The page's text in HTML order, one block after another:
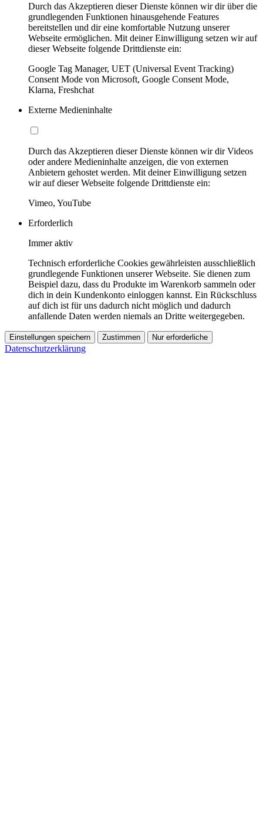
Durch das Akzeptieren dieser Dienste können wir dir über die
grundlegenden Funktionen hinausgehende Features
bereitstellen und dir eine komfortable Nutzung unserer
Webseite ermöglichen. Mit deiner Einwilligung setzen wir auf
dieser Webseite folgende Drittdienste ein:
Google Tag Manager, UET (Universal Event Tracking)
Consent Mode von Microsoft, Google Consent Mode,
Klarna, Freshchat
Externe Medieninhalte
Durch das Akzeptieren dieser Dienste können wir dir Videos
oder andere Medieninhalte anzeigen, die von externen
Anbietern gehostet werden. Mit deiner Einwilligung setzen
wir auf dieser Webseite folgende Drittdienste ein:
Vimeo, YouTube
Erforderlich
Immer aktiv
Technisch erforderliche Cookies gewährleisten ausschließlich
grundlegende Funktionen unserer Webseite. Sie dienen zum
Beispiel dazu, dass du Produkte im Warenkorb sammeln oder
dich in dein Kundenkonto einloggen kannst. Ein Rückschluss
auf dich ist für uns dadurch nicht möglich und dadurch
anfallende Daten werden niemals an Dritte weitergegeben.
Einstellungen speichern Zustimmen Nur erforderliche
Datenschutzerklärung